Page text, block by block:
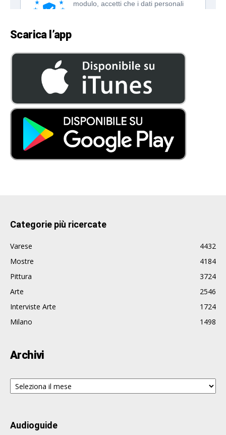
Scarica l’app
Categorie più ricercate
Varese
4432
Mostre
4184
Pittura
3724
Arte
2546
Interviste Arte
1724
Milano
1498
Archivi
Archivi
Audioguide